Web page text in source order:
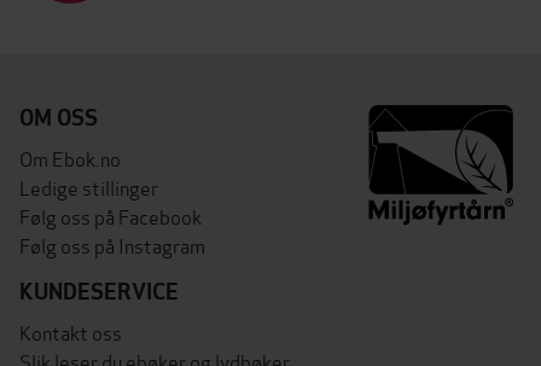
OM OSS
Om Ebok.no
Ledige stillinger
Følg oss på Facebook
Følg oss på Instagram
KUNDESERVICE
Kontakt oss